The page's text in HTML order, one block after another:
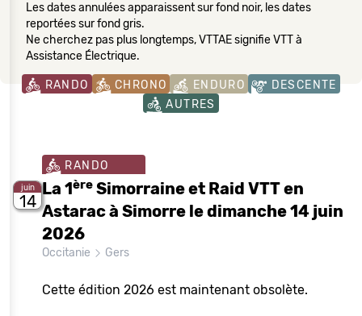
Les dates annulées apparaissent sur fond noir, les dates
reportées sur fond gris.
Ne cherchez pas plus longtemps, VTTAE signifie VTT à
Assistance Électrique.
RANDO CHRONO ENDURO
DESCENTE
AUTRES
juin
14
RANDO
La 1ère Simorraine et Raid VTT en
Astarac à Simorre le dimanche 14 juin
2026
Occitanie Gers
Cette édition 2026 est maintenant obsolète.